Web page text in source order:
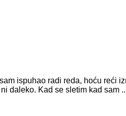
ispuhao radi reda, hoću reći
daleko. Kad se sletim kad sam